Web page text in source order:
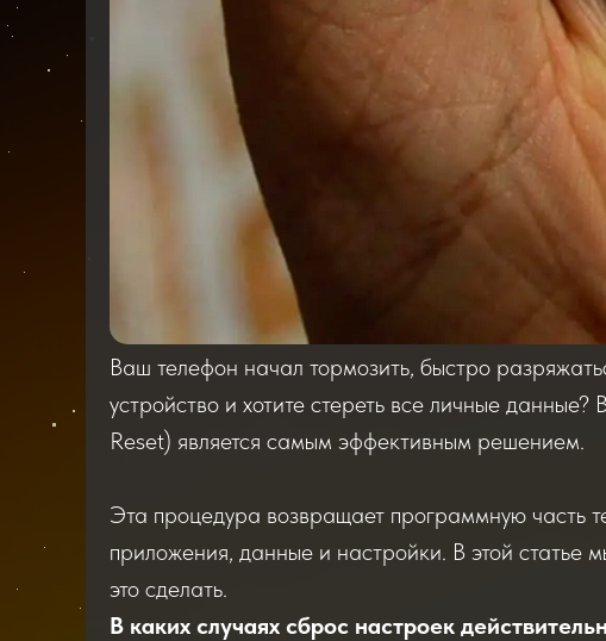
Ваш телефон начал тормозить, быстро
устройство и хотите стереть все личные
Reset) является самым эффективным решением.
Эта процедура возвращает программную часть
приложения, данные и настройки. В этой статье
это сделать.
В каких случаях сброс настроек